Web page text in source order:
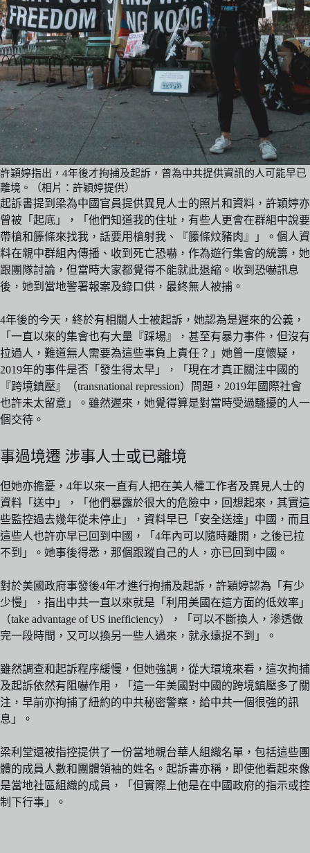
許穎婷指出，4年後才拘捕及起訴，曾為中共提供資訊的人可能早已
離境。（相片：許穎婷提供）
起訴書提到梁為中國官員提供異見人士的照片和資料，許穎婷亦
曾被「起底」，「他們知道我的住址，有些人更會在群組中說要
帶槍和籐條來找我，話要用槍射我、『籘條炆豬肉』」。個人資
料在親中群組內傳播、收到死亡恐嚇，作為遊行集會的統籌，她
跟團隊討論，但當時大家都覺得不能就此退縮。收到恐嚇訊息
後，她到當地警署報案及錄口供，最終無人被捕。
4年後的今天，終於有相關人士被起訴，她認為是遲來的公義，
「一直以來的集會也有大量『踩場』，甚至有暴力事件，但沒有
拉過人，難道無人需要為這些事負上責任？」她曾一度懷疑，
2019年的事件是否「發生得太早」，「現在才真正關注中國的
『跨境鎮壓』（transnational repression）問題，2019年國際社會
也許未太留意」。雖然遲來，她覺得算是對當時受過騷擾的人一
個交待。
事過境遷 涉事人士或已離境
但她亦擔憂，4年以來一直有人把在美人權工作者及異見人士的
資料「送中」，「他們暴露於很大的危險中，回想起來，其實這
些監控過去幾年從未停止」，資料早已「安全送達」中國，而且
這些人也許亦早已回到中國，「4年內可以隨時離開，之後已拉
不到」。她事後得悉，那個跟蹤自己的人，亦已回到中國。
對於美國政府事發後4年才進行拘捕及起訴，許穎婷認為「有少
少慢」，指出中共一直以來就是「利用美國在這方面的低效率」
（take advantage of US inefficiency），「可以不斷換人，滲透做
完一段時間，又可以換另一些人過來，就永遠捉不到」。
雖然調查和起訴程序緩慢，但她強調，從大環境來看，這次拘捕
及起訴依然有阻嚇作用，「這一年美國對中國的跨境鎮壓多了關
注，早前亦拘捕了紐約的中共秘密警察，給中共一個很強的訊
息」。
梁利堂還被指控提供了一份當地親台華人組織名單，包括這些團
體的成員人數和團體領袖的姓名。起訴書亦稱，即使他看起來像
是當地社區組織的成員，「但實際上他是在中國政府的指示或控
制下行事」。